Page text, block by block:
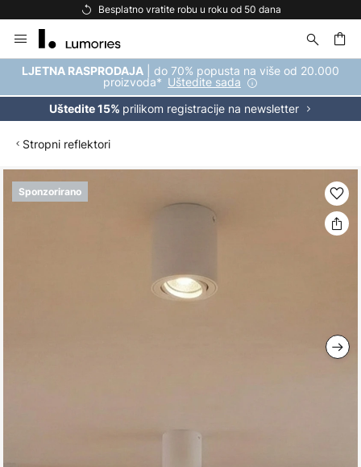
robu u roku od 50 dana Besplatna dostava
to
Content
LJETNA RASPRODAJA | do 70% popusta na više od 20.000
proizvoda* Uštedite sada
Uštedite 15% prilikom registracije na newsletter
Stropni reflektori
Sponzorirano
Skip
to